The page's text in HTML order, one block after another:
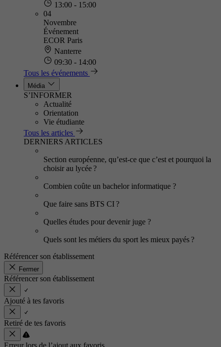
13:00 - 15:00
04
Novembre
Événement
ECOR Paris
Nanterre
09:30 - 14:00
Tous les événements
Média
S’INFORMER
Actualité
Orientation
Vie étudiante
Tous les articles
DERNIERS ARTICLES
Section européenne, qu’est-ce que c’est et pourquoi la
choisir au lycée ?
Combien coûte un bachelor informatique ?
Que faire sans BTS CI ?
Quelles études pour devenir juge ?
Quels sont les métiers du sport les mieux payés ?
Référencer son établissement
Fermer
Référencer son établissement
Ajouté à tes favoris
Retiré de tes favoris
Erreur lors de l’ajout aux favoris